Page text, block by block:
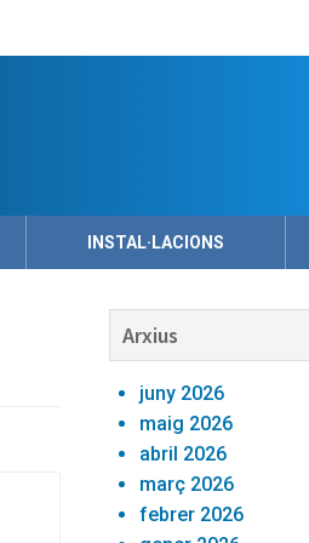
INSTAL·LACIONS
Barra
lateral
primària
Arxius
juny 2026
maig 2026
abril 2026
març 2026
febrer 2026